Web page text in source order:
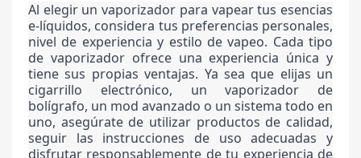
Al elegir un vaporizador para vapear tus esencias
e-líquidos, considera tus preferencias personales,
nivel de experiencia y estilo de vapeo. Cada tipo
de vaporizador ofrece una experiencia única y
tiene sus propias ventajas. Ya sea que elijas un
cigarrillo electrónico, un vaporizador de
bolígrafo, un mod avanzado o un sistema todo en
uno, asegúrate de utilizar productos de calidad,
seguir las instrucciones de uso adecuadas y
disfrutar responsablemente de tu experiencia de